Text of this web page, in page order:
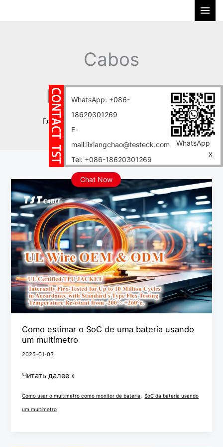
WhatsApp: +086-
18620301269
E-
mail:lixiangchao@testeck.com
Tel: +086-18620301269
Chat Now
WhatsApp
X
Cabos
personalizados
Главная Cabos personalizados
Como estimar o SoC de uma bateria usando
um multímetro
2025-01-03
Como
estimar
o
SoC
de
uma
bateria
usando
um
multímetro
Читать далее »
Como usar o multímetro como monitor de bateria,SoC da bateria usando
um multímetro